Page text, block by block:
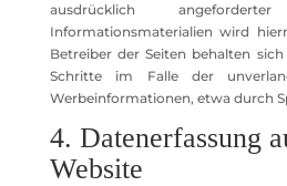
ausdrücklich
Informationsmaterialien wird
Betreiber der Seiten behalten
Schritte im Falle der
Werbeinformationen, etwa durch
4. Datenerfassung
Website